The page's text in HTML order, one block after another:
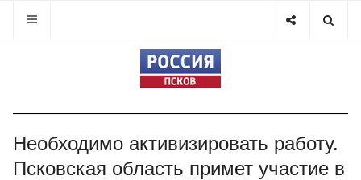
Необходимо активизировать работу.
Псковская область примет участие в